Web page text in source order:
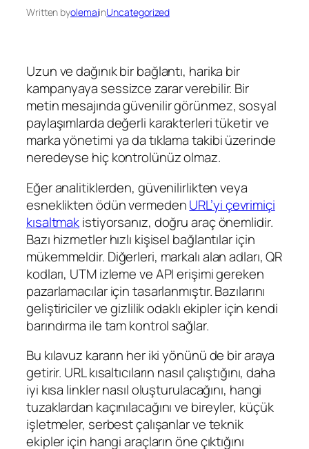
Written byolemaiinUncategorized
Uzun ve dağınık bir bağlantı, harika bir
kampanyaya sessizce zarar verebilir. Bir
metin mesajında güvenilir görünmez, sosyal
paylaşımlarda değerli karakterleri tüketir ve
marka yönetimi ya da tıklama takibi üzerinde
neredeyse hiç kontrolünüz olmaz.
Eğer analitiklerden, güvenilirlikten veya
esneklikten ödün vermedenURL’yi çevrimiçi
kısaltmakistiyorsanız, doğru araç önemlidir.
Bazı hizmetler hızlı kişisel bağlantılar için
mükemmeldir. Diğerleri, markalı alan adları, QR
kodları, UTM izleme ve API erişimi gereken
pazarlamacılar için tasarlanmıştır. Bazılarını
geliştiriciler ve gizlilik odaklı ekipler için kendi
barındırma ile tam kontrol sağlar.
Bu kılavuz kararın her iki yönünü de bir araya
getirir. URL kısaltıcıların nasıl çalıştığını, daha
iyi kısa linkler nasıl oluşturulacağını, hangi
tuzaklardan kaçınılacağını ve bireyler, küçük
işletmeler, serbest çalışanlar ve teknik
ekipler için hangi araçların öne çıktığını